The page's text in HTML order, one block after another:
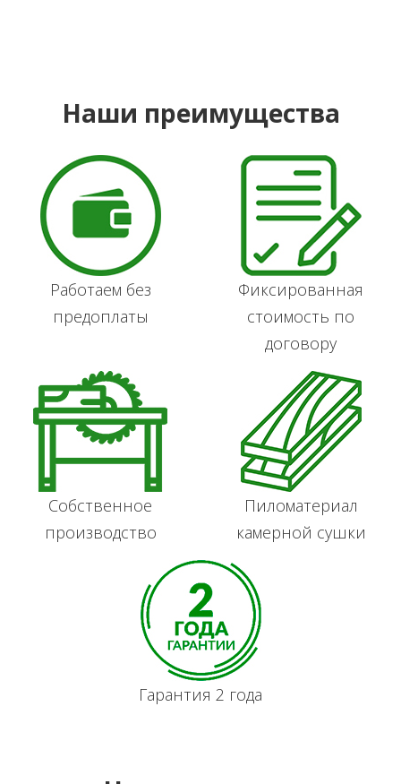
Наши преимущества
Работаем без
предоплаты
Фиксированная
стоимость по
договору
Собственное
производство
Пиломатериал
камерной сушки
Гарантия 2 года